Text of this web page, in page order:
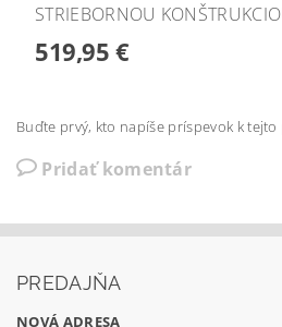
STRIEBORNOU
519,95 €
Buďte prvý, kto napíše príspevok k tejto
Pridať komentár
PREDAJŇA
NOVÁ ADRESA